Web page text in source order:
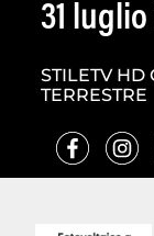
31 luglio
STILETV HD
TERRESTRE